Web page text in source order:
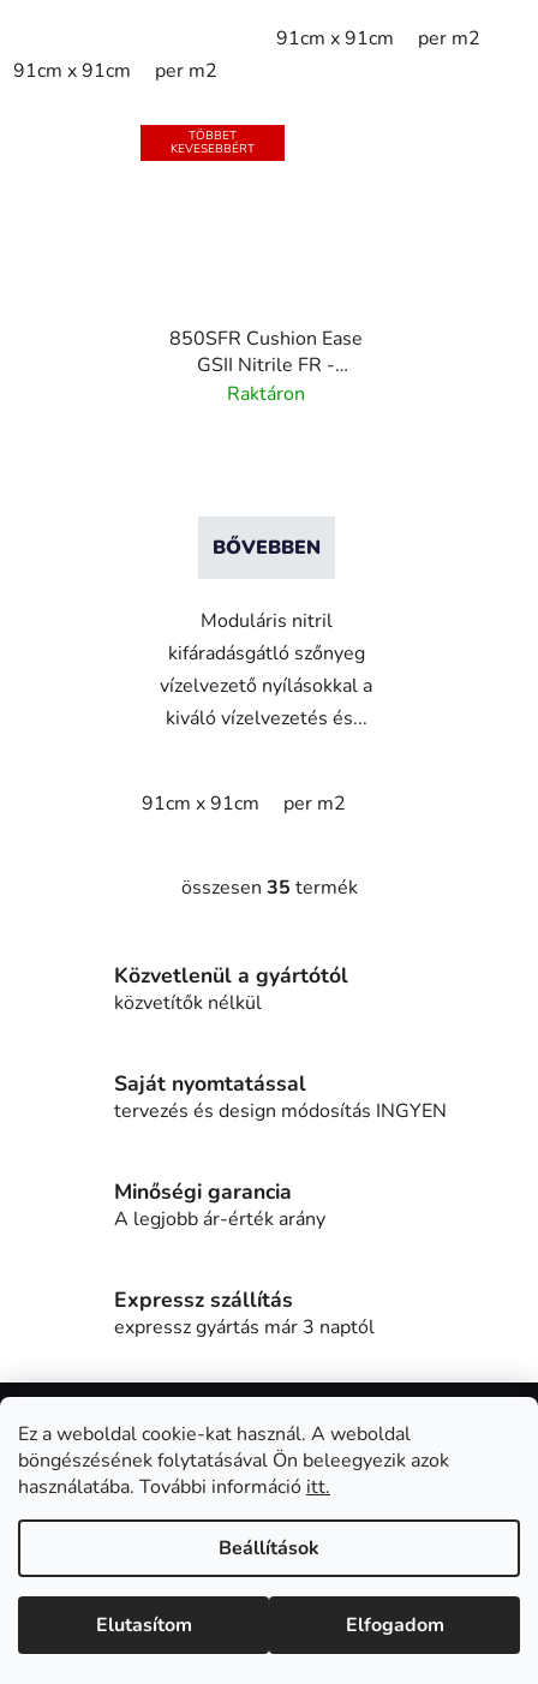
Ez a weboldal cookie-kat használ. A weboldal
böngészésének folytatásával Ön beleegyezik azok
használatába. További információ itt.
Beállítások
Elutasítom Elfogadom
91cm x 91cm per m2
91cm x 91cm per m2
TÖBBET
KEVESEBBÉRT
850SFR Cushion Ease
GSII Nitrile FR -
Moduláris nitril
Raktáron
BŐVEBBEN
Moduláris nitril
kifáradásgátló szőnyeg
vízelvezető nyílásokkal a
kiváló vízelvezetés és...
91cm x 91cm per m2
L
t
á
n
t
á
l
e
e
i
összesen 35 termék
Közvetlenül a gyártótól
közvetítők nélkül
Saját nyomtatással
tervezés és design módosítás INGYEN
Minőségi garancia
A legjobb ár-érték arány
Expressz szállítás
expressz gyártás már 3 naptól
L
Feliratkozás hírlevélre
Adja meg az e-mail címét, és mi tájékoztatást küldünk
webáruházunk új termékeiről.
E-mail
E-mail címének megadásával elfogadja aszemélyes
adatok védelmének feltételeit.